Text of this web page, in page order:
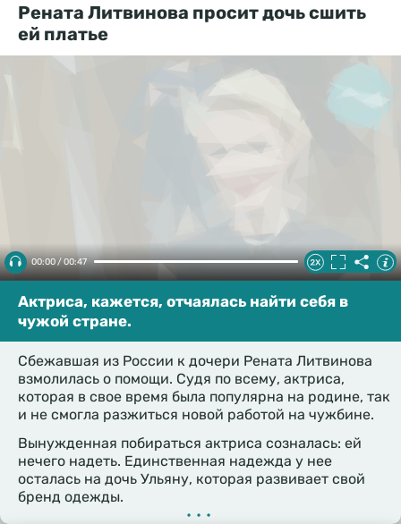
Рената Литвинова просит дочь сшить
ей платье
00:00 / 00:47
Актриса, кажется, отчаялась найти себя в
чужой стране.
Сбежавшая из России к дочери Рената Литвинова
взмолилась о помощи. Судя по всему, актриса,
которая в свое время была популярна на родине, так
и не смогла разжиться новой работой на чужбине.
Вынужденная побираться актриса созналась: ей
нечего надеть. Единственная надежда у нее
осталась на дочь Ульяну, которая развивает свой
бренд одежды.
•••